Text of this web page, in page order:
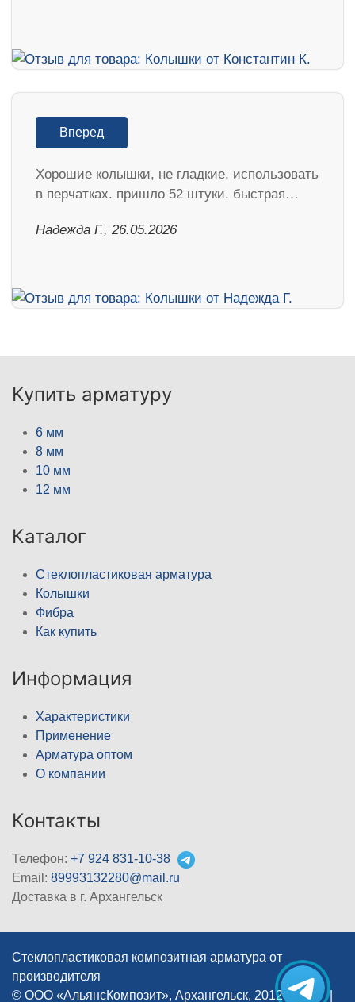
Вперед
Хорошие колышки, не гладкие. использовать
в перчатках. пришло 52 штуки. быстрая…
Надежда Г., 26.05.2026
Купить арматуру
6 мм
8 мм
10 мм
12 мм
Каталог
Стеклопластиковая арматура
Колышки
Фибра
Как купить
Информация
Характеристики
Применение
Арматура оптом
О компании
Контакты
Телефон: +7 924 831-10-38
Email: 89993132280@mail.ru
Доставка в г. Архангельск
Стеклопластиковая композитная арматура от
производителя
© ООО «АльянсКомпозит», Архангельск, 2012–2026
|